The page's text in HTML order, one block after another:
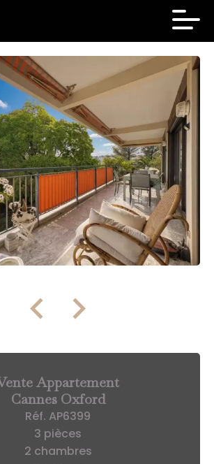
Appartement
Cannes Oxford
Réf. AP6399
3 pièces
2 chambres